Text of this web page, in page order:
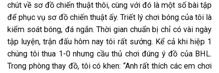
chút về sơ đồ chiến thuật thôi, cùng với đó là một số bài tập
để phục vụ sơ đồ chiến thuật ấy. Triết lý chơi bóng của tôi là
kiểm soát bóng, đá ngắn. Thời gian chuẩn bị chỉ có vài ngày
tập luyện, trận đấu hôm nay tôi rất sướng. Kể cả khi hiệp 1
chúng tôi thua 1-0 nhưng cầu thủ chơi đúng ý đồ của BHL.
Trong phòng thay đồ, tôi có khen: “Anh rất thích các em chơi